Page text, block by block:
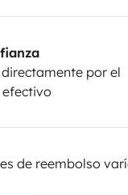
por el
de reembolso